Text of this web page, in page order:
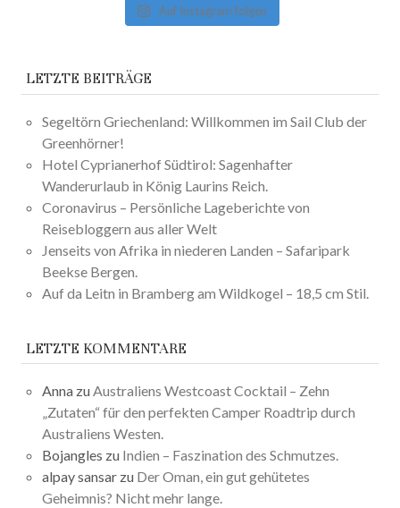
Auf Instagram folgen
LETZTE BEITRÄGE
Segeltörn Griechenland: Willkommen im Sail Club der
Greenhörner!
Hotel Cyprianerhof Südtirol: Sagenhafter
Wanderurlaub in König Laurins Reich.
Coronavirus – Persönliche Lageberichte von
Reisebloggern aus aller Welt
Jenseits von Afrika in niederen Landen – Safaripark
Beekse Bergen.
Auf da Leitn in Bramberg am Wildkogel – 18,5 cm Stil.
LETZTE KOMMENTARE
Anna zuAustraliens Westcoast Cocktail – Zehn
„Zutaten“ für den perfekten Camper Roadtrip durch
Australiens Westen.
Bojangles zu Indien – Faszination des Schmutzes.
alpay sansar zu Der Oman, ein gut gehütetes
Geheimnis? Nicht mehr lange.